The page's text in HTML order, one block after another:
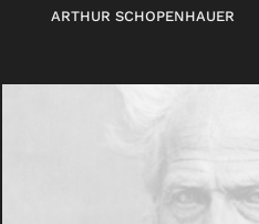
ARTHUR SCHOPENHAUER